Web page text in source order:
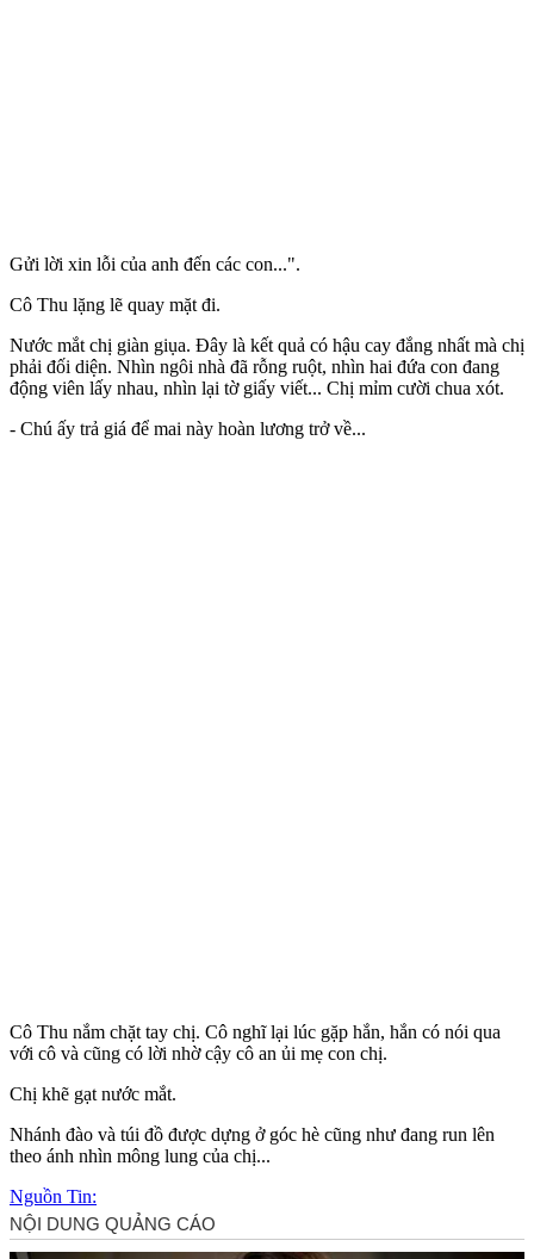
Gửi lời xin lỗi của anh đến các con...".
Cô Thu lặng lẽ quay mặt đi.
Nước mắt chị giàn giụa. Đây là kết quả có hậu cay đắng nhất mà chị
phải đối diện. Nhìn ngôi nhà đã rỗng ruột, nhìn hai đứa con đang
động viên lấy nhau, nhìn lại tờ giấy viết... Chị mỉm cười chua xót.
- Chú ấy trả giá để mai này hoàn lương trở về...
Cô Thu nắm chặt tay chị. Cô nghĩ lại lúc gặp hắn, hắn có nói qua
với cô và cũng có lời nhờ cậy cô an ủi mẹ con chị.
Chị khẽ gạt nước mắt.
Nhánh đào và túi đồ được dựng ở góc hè cũng như đang run lên
theo ánh nhìn mông lung của chị...
Nguồn Tin: